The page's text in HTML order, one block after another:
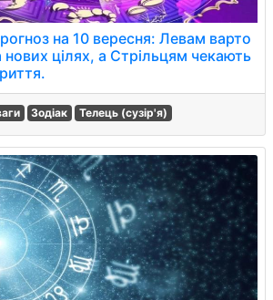
на 10 вересня: Левам варто
цілях, а Стрільцям чекають
Зодіак Телець (сузір'я)